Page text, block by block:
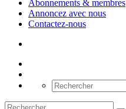
Abonnements & membres
Annoncez avec nous
Contactez-nous